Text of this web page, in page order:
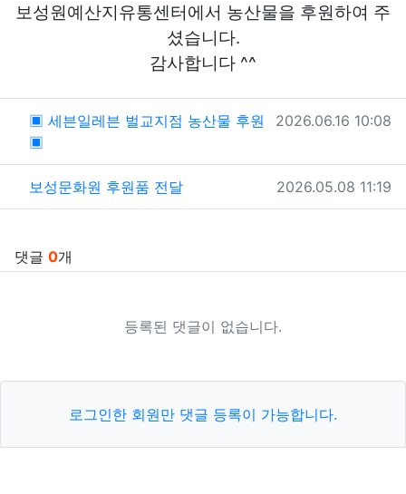
보성원예산지유통센터에서 농산물을 후원하여 주
셨습니다.
감사합니다 ^^
관련자료
▣ 세븐일레븐 벌교지점 농산물 후원
▣
작성일
2026.06.16 10:08
보성문화원 후원품 전달 작성일
2026.05.08 11:19
댓글 0개
등록된 댓글이 없습니다.
로그인한 회원만 댓글 등록이 가능합니다.